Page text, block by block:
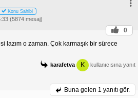
Konu Sahibi
(5874 mesaj)
0
lazım o zaman. Çok karmaşık bir sürece
karafetva K kullanıcısına yanıt
Buna gelen 1 yanıtı gör.